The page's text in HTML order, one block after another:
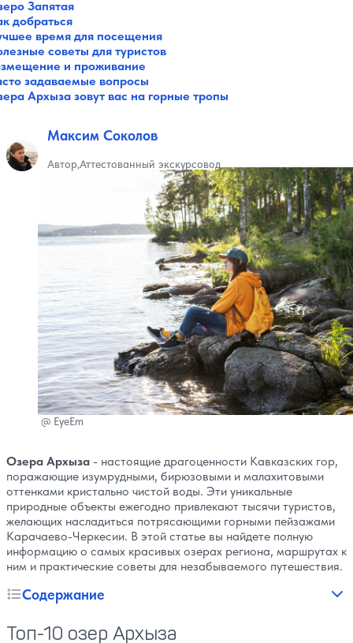
Горы
Разное
Зоопарки
Интересное в городах
Советы путешественнику
Санатории
Реки и озера
Запятая
добраться
время для посещения
советы для туристов
и проживание
задаваемые вопросы
Архыза зовут вас на горные тропы
Максим Соколов
АвторАттестованный экскурсовод
@ EyeEm
Озера Архыза - настоящие драгоценности Кавказских гор,
поражающие изумрудными, бирюзовыми и малахитовыми
оттенками кристально чистой воды. Эти уникальные
природные объекты ежегодно привлекают тысячи туристов,
желающих насладиться потрясающими горными пейзажами
Карачаево-Черкесии. В этой статье вы найдете полную
информацию о самых красивых озерах региона, маршрутах к
ним и практические советы для незабываемого путешествия.
Содержание
Топ-10 озер Архыза